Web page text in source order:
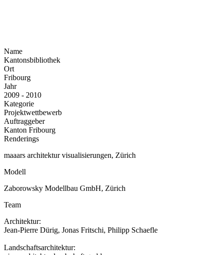
Name
Kantonsbibliothek
Ort
Fribourg
Jahr
2009 - 2010
Kategorie
Projektwettbewerb
Auftraggeber
Kanton Fribourg
Renderings
maaars architektur visualisierungen, Zürich
Modell
Zaborowsky Modellbau GmbH, Zürich
Team
Architektur:
Jean-Pierre Dürig, Jonas Fritschi, Philipp Schaefle
Landschaftsarchitektur: